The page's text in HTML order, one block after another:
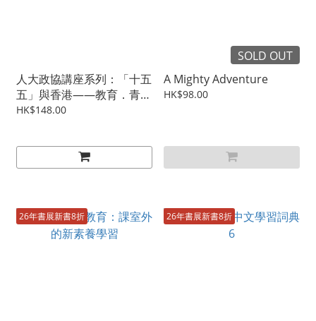
人大政協講座系列：「十五
五」與香港——教育．青
年．社會的發展機遇
HK$148.00
SOLD OUT
A Mighty Adventure
HK$98.00
26年書展新書8折 26年書展新書8折